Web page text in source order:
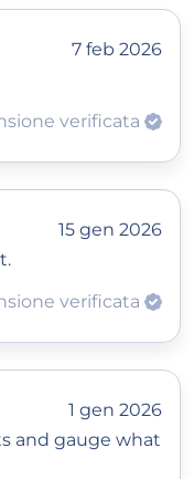
7 feb 2026
verificata
15 gen 2026
verificata
1 gen 2026
and gauge what